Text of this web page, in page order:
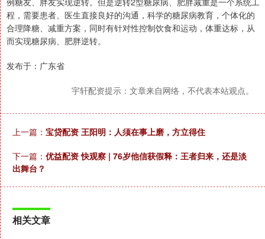
程，需要患者、医生直接良好的沟通，科学的糖尿病教育，个体化的
合理降糖、减重方案，同时有针对性控制饮食和运动，体重达标，从
而实现糖尿病、肥胖逆转。
发布于：广东省
宇轩配资提示：文章来自网络，不代表本站观点。
上一篇： 宝贷配资 王阳明：人须在事上磨，方立得住
下一篇： 优益配资 快观察 | 76岁他信获假释：王者归来，还是淡
出舞台？
相关文章